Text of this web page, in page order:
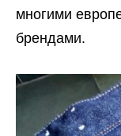
многими
брендами.